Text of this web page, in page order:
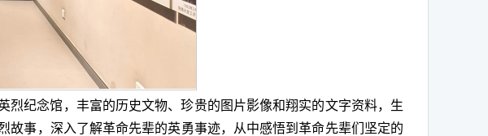
纪念馆，丰富的历史文物、珍贵的图片影像和翔实的文字资料，生
事，深入了解革命先辈的英勇事迹，从中感悟到革命先辈们坚定的